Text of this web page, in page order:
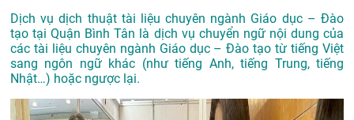
Dịch vụ dịch thuật tài liệu chuyên ngành Giáo dục – Đào
tạo tại Quận Bình Tân là dịch vụ chuyển ngữ nội dung của
các tài liệu chuyên ngành Giáo dục – Đào tạo từ tiếng Việt
sang ngôn ngữ khác (như tiếng Anh, tiếng Trung, tiếng
Nhật…) hoặc ngược lại.